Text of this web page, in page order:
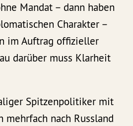
Mandat – dann haben
Charakter –
im Auftrag offizieller
darüber muss Klarheit
Spitzenpolitiker mit
mehrfach nach Russland